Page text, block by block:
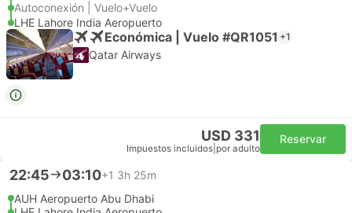
Autoconexión | Vuelo+Vuelo
LHE Lahore India Aeropuerto
Económica | Vuelo #QR1051 +1
Qatar Airways
USD 331
Impuestos incluidos por adulto
Reservar
22:45 03:10+1 3h 25m
AUH Aeropuerto Abu Dhabi